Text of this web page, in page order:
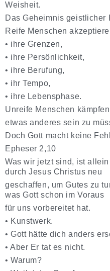
Weisheit.
Das Geheimnis geistlicher
Reife Menschen
• ihre Grenzen,
• ihre Persönlichkeit,
• ihre Berufung,
• ihr Tempo,
• ihre Lebensphase.
Unreife Menschen
etwas anderes sein zu
Doch Gott macht keine
Epheser 2,10
Was wir jetzt sind, ist
durch Jesus Christus neu
geschaffen, um Gutes zu
was Gott schon im Voraus
für uns vorbereitet hat.
• Kunstwerk.
• Gott hätte dich anders
• Aber Er tat es nicht.
• Warum?